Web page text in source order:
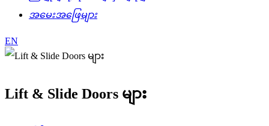
အမေးအဖြေများ
EN
Lift & Slide Doors များ